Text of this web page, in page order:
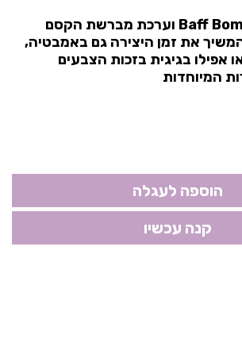
פצצות הצבע Baff Bombs וערכת מברשת הקסם
את זמן היצירה גם באמבטיה,
אפילו בגיגית בזכות הצבעים
המיוחדות